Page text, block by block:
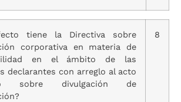
tiene la Directiva sobre
corporativa en materia de
en el ámbito de las
declarantes con arreglo al acto
sobre divulgación de
8